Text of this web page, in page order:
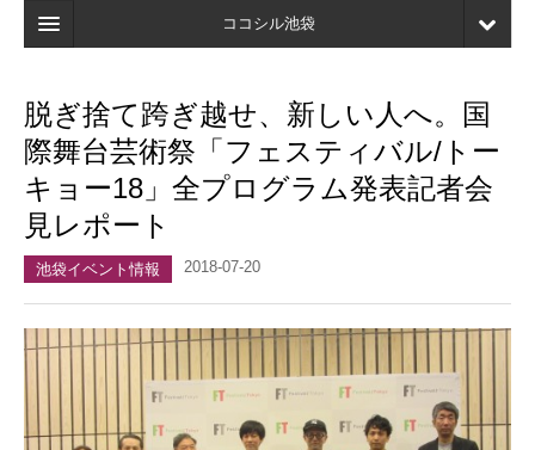
ココシル池袋
検索
店舗・施設最新情報
口コミ
マイページ
脱ぎ捨て跨ぎ越せ、新しい人へ。国
際舞台芸術祭「フェスティバル/トー
キョー18」全プログラム発表記者会
見レポート
池袋イベント情報 2018-07-20